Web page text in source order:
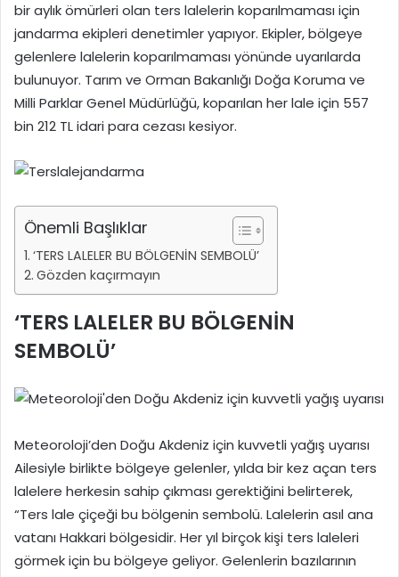
bir aylık ömürleri olan ters lalelerin koparılmaması için
jandarma ekipleri denetimler yapıyor. Ekipler, bölgeye
gelenlere lalelerin koparılmaması yönünde uyarılarda
bulunuyor. Tarım ve Orman Bakanlığı Doğa Koruma ve
Milli Parklar Genel Müdürlüğü, koparılan her lale için 557
bin 212 TL idari para cezası kesiyor.
Önemli Başlıklar
‘TERS LALELER BU BÖLGENİN SEMBOLÜ’
Gözden kaçırmayın
‘TERS LALELER BU BÖLGENİN
SEMBOLÜ’
Meteoroloji’den Doğu Akdeniz için kuvvetli yağış uyarısı
Ailesiyle birlikte bölgeye gelenler, yılda bir kez açan ters
lalelere herkesin sahip çıkması gerektiğini belirterek,
“Ters lale çiçeği bu bölgenin sembolü. Lalelerin asıl ana
vatanı Hakkari bölgesidir. Her yıl birçok kişi ters laleleri
görmek için bu bölgeye geliyor. Gelenlerin bazılarının